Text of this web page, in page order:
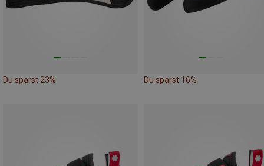
Du sparst 23% Du sparst 16%